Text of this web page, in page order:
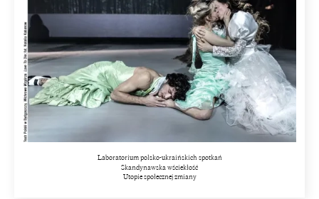
Laboratorium polsko-ukraińskich spotkań
Skandynawska wściekłość
Utopie społecznej zmiany